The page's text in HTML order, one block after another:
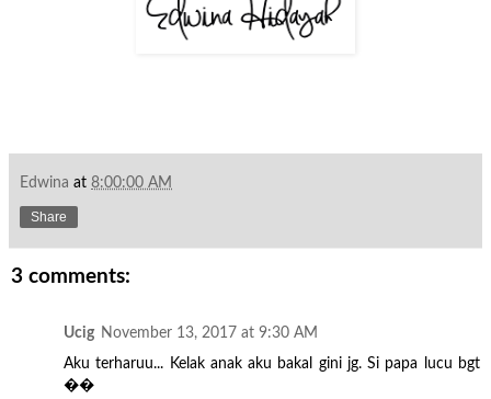
Edwina at 8:00:00 AM
Share
3 comments:
Ucig November 13, 2017 at 9:30 AM
Aku terharuu... Kelak anak aku bakal gini jg. Si papa lucu bgt
��